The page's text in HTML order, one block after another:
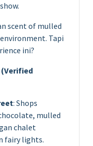
scent of mulled
Tapi
ini?
(Verified
: Shops
mulled
chalet
fairy lights.